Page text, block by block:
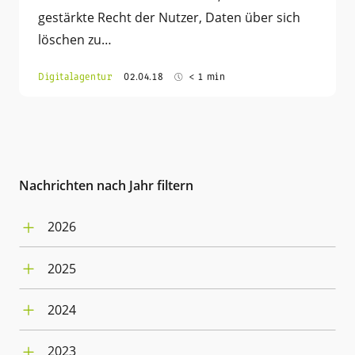
gestärkte Recht der Nutzer, Daten über sich
löschen zu…
Digitalagentur 02.04.18 < 1 min
Nachrichten nach Jahr filtern
2026
Juni (5)
Mai (4)
März (4)
2025
Oktober (2)
2024
2023